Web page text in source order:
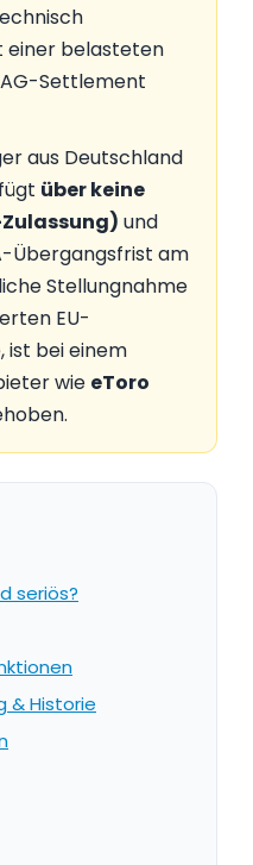
einer belasteten
Settlement
aus Deutschland
über keine
Zulassung) und
Übergangsfrist am
Stellungnahme
EU-
ist bei einem
wie eToro
seriös?
& Historie